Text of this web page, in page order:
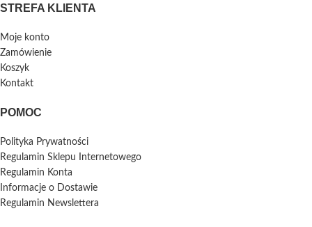
STREFA KLIENTA
Moje konto
Zamówienie
Koszyk
Kontakt
POMOC
Polityka Prywatności
Regulamin Sklepu Internetowego
Regulamin Konta
Informacje o Dostawie
Regulamin Newslettera